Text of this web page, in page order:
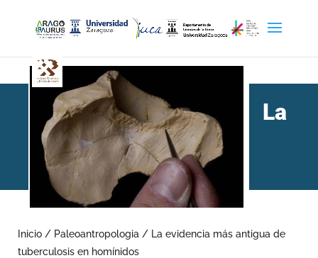
La
tuberculosis en homínidos
Inicio / Paleoantropologia / La evidencia más antigua de
tuberculosis en homínidos